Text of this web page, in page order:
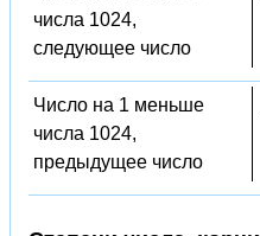
числа 1024,
следующее число
Число на 1 меньше
числа 1024,
предыдущее число